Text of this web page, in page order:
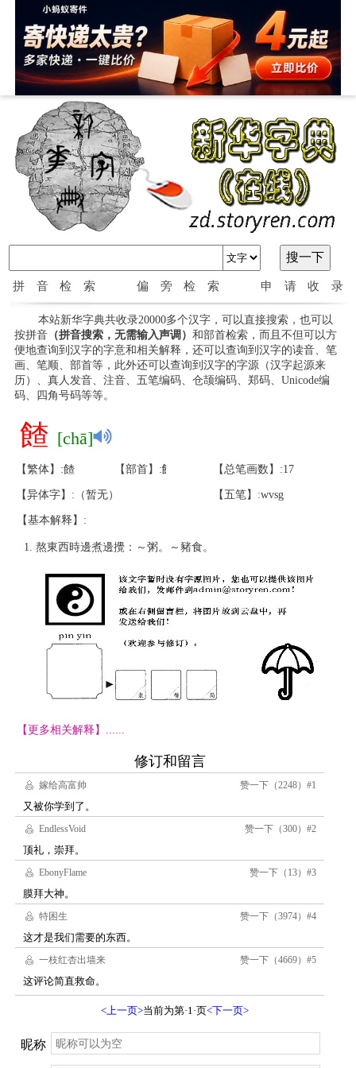
拼音检索 偏旁检索 申请收录
本站新华字典共收录20000多个汉字，可以直接搜索，也可以
按拼音（拼音搜索，无需输入声调） 和部首检索，而且不但可以方
便地查询到汉字的字意和相关解释，还可以查询到汉字的读音、笔
画、笔顺、部首等，此外还可以查询到汉字的字源（汉字起源来
历）、真人发音、注音、五笔编码、仓颉编码、郑码、Unicode编
码、四角号码等等。
餷 [chā]
【繁体】:餷 【部首】:飠 【总笔画数】:17
【异体字】:（暂无） 【五笔】:wvsg
【基本解释】:
熬東西時邊煮邊攪：～粥。～豬食。
【更多相关解释】......